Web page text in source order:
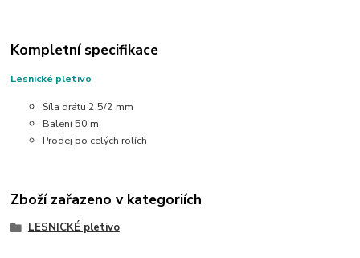
Kompletní specifikace
Lesnické pletivo
Síla drátu 2,5/2 mm
Balení 50 m
Prodej po celých rolích
Zboží zařazeno v kategoriích
LESNICKÉ pletivo